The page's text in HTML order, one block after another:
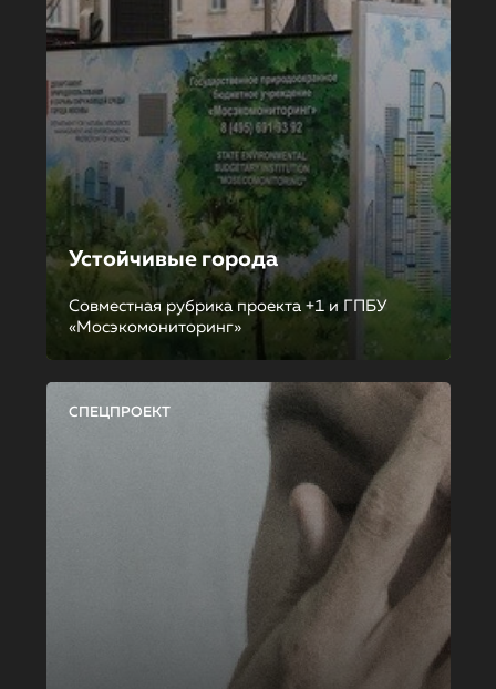
Устойчивые города
Совместная рубрика проекта +1 и ГПБУ
«Мосэкомониторинг»
СПЕЦПРОЕКТ